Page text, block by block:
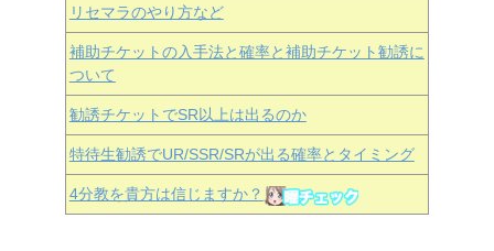
リセマラのやり方など
補助チケットの入手法と確率と補助チケット勧誘に
ついて
勧誘チケットでSR以上は出るのか
特待生勧誘でUR/SSR/SRが出る確率とタイミング
4分教を貴方は信じますか？